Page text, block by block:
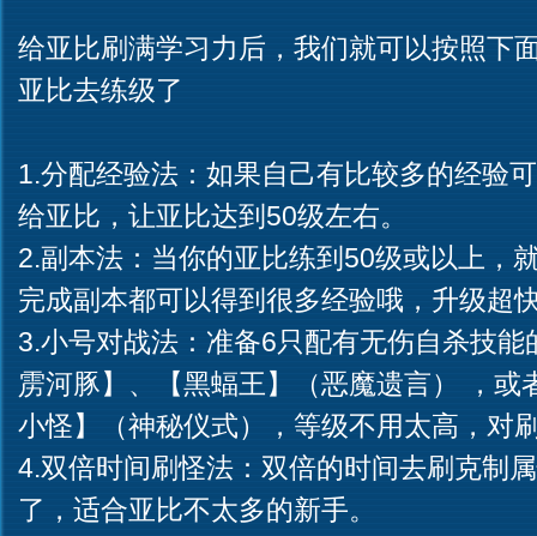
给亚比刷满学习力后，我们就可以按照下
亚比去练级了
1.分配经验法：如果自己有比较多的经验
给亚比，让亚比达到50级左右。
2.副本法：当你的亚比练到50级或以上，
完成副本都可以得到很多经验哦，升级超
3.小号对战法：准备6只配有无伤自杀技
雳河豚】、【黑蝠王】（恶魔遗言） ，或
小怪】（神秘仪式），等级不用太高，对
4.双倍时间刷怪法：双倍的时间去刷克制
了，适合亚比不太多的新手。